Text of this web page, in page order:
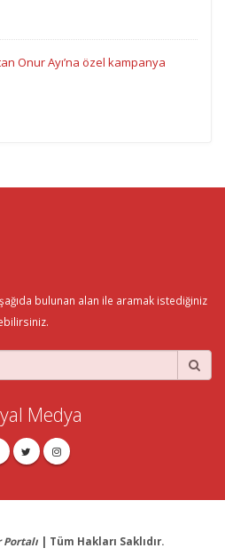
Onur Ayı’na özel kampanya
bulunan alan ile aramak istediğiniz
Medya
Portalı | Tüm Hakları Saklıdır.